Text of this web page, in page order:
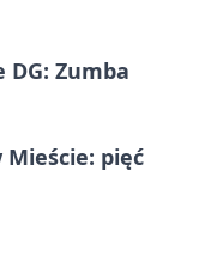
Zumba
pięć